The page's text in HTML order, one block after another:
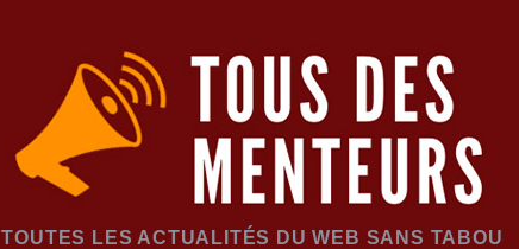
TOUTES LES ACTUALITÉS DU WEB SANS TABOU